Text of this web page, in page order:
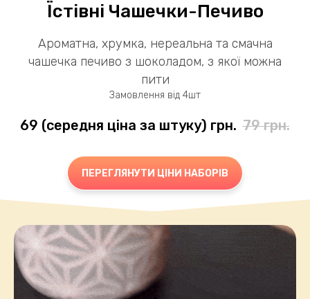
Їстівні Чашечки-Печиво
Ароматна, хрумка, нереальна та смачна
чашечка печиво з шоколадом, з якої можна
пити
Замовлення від 4шт
69 (середня ціна за штуку) грн. 79 грн.
ПЕРЕГЛЯНУТИ ЦІНИ НАБОРІВ